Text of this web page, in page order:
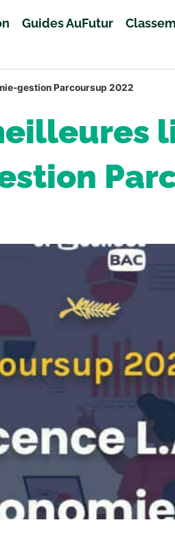
Guides AuFutur
gestion Parcoursup 2022